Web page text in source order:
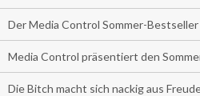
Der Media Control Sommer-
Media Control präsentiert den
Die Bitch macht sich nackig aus